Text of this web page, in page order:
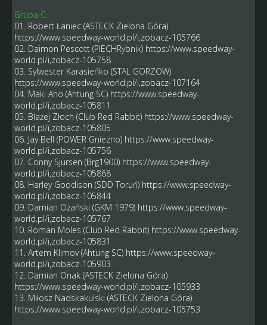
Grupa C:
01. Robert Łaniec (ASTECK Zielona Góra)
https://www.speedway-world.pl/i,zobacz-105766
02. Daimon Pescott (PIECHRybnik) https://www.speedway-
world.pl/i,zobacz-105758
03. Sylwester Karasieńko (STAL GORZOW)
https://www.speedway-world.pl/i,zobacz-107164
04. Maki Aho (Ahtung SC) https://www.speedway-
world.pl/i,zobacz-105811
05. Błażej Złoch (Club Red Rabbit) https://www.speedway-
world.pl/i,zobacz-105805
06. Jay Bell (POWER Gniezno) https://www.speedway-
world.pl/i,zobacz-105756
07. Conny Sjursen (Brg1900) https://www.speedway-
world.pl/i,zobacz-105868
08. Harley Goodison (SDD Toruń) https://www.speedway-
world.pl/i,zobacz-105844
09. Damian Ożański (GKM 1979) https://www.speedway-
world.pl/i,zobacz-105767
10. Roman Moles (Club Red Rabbit) https://www.speedway-
world.pl/i,zobacz-105831
11. Artem Klimov (Ahtung SC) https://www.speedway-
world.pl/i,zobacz-105903
12. Damian Onak (ASTECK Zielona Góra)
https://www.speedway-world.pl/i,zobacz-105933
13. Miłosz Nadskakulski (ASTECK Zielona Góra)
https://www.speedway-world.pl/i,zobacz-105753